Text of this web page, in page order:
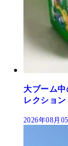
大ブーム
レクション
2026年08月